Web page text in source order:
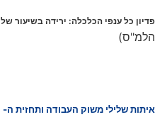
פדיון כל ענפי הכלכלה: ירידה בשיעור של 2.3% בחודש מרץ בחישוב שנתי
הלמ"ס)
איתות שלילי משוק העבודה ותחזית ה- OECD